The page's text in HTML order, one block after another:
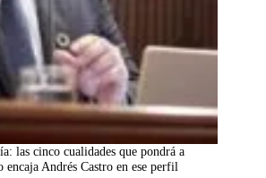
las cinco cualidades que pondrá a
encaja Andrés Castro en ese perfil